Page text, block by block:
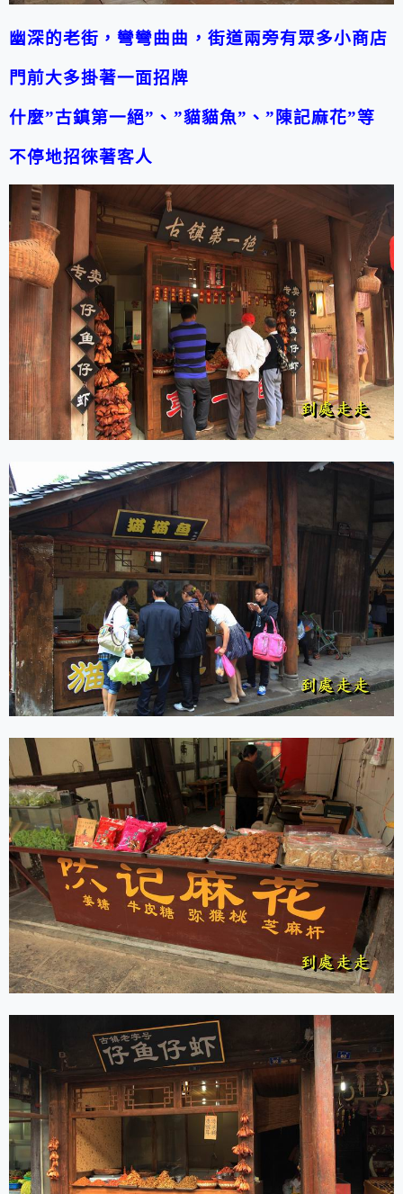
幽深的老街，彎彎曲曲，街道兩旁有眾多小商店
門前大多掛著一面招牌
什麼”古鎮第一絕”、”貓貓魚”、”陳記麻花”等
不停地招徠著客人